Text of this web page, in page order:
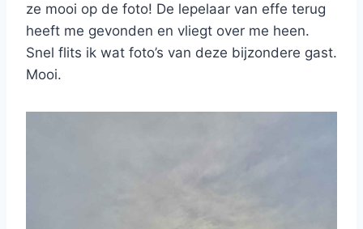
ze mooi op de foto! De lepelaar van effe terug
heeft me gevonden en vliegt over me heen.
Snel flits ik wat foto’s van deze bijzondere gast.
Mooi.